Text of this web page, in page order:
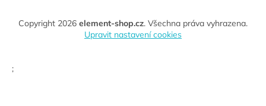
Copyright 2026 element-shop.cz. Všechna práva vyhrazena.
Upravit nastavení cookies
;